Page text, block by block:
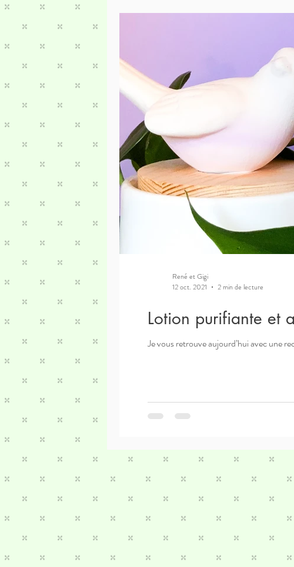
Lotion purifiante et
Je vous retrouve aujourd’hui avec une
René et Gigi
12 oct. 2021
2 min de lecture